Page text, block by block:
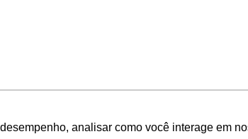
analisar como você interage em